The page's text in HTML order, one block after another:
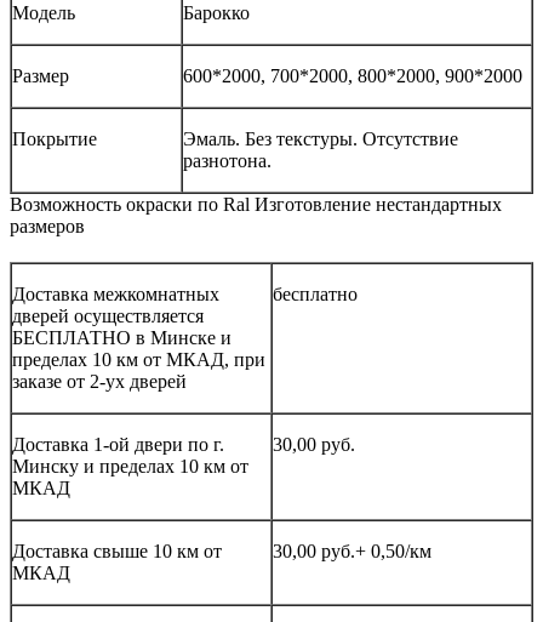
Модель Барокко
Размер 600*2000, 700*2000, 800*2000, 900*2000
Покрытие
Эмаль. Без текстуры. Отсутствие
разнотона.
Возможность окраски по Ral Изготовление нестандартных
размеров
Доставка межкомнатных
дверей осуществляется
БЕСПЛАТНО в Минске и
пределах 10 км от МКАД, при
заказе от 2-ух дверей
бесплатно
Доставка 1-ой двери по г.
Минску и пределах 10 км от
МКАД
30,00 руб.
Доставка свыше 10 км от
МКАД
30,00 руб.+ 0,50/км